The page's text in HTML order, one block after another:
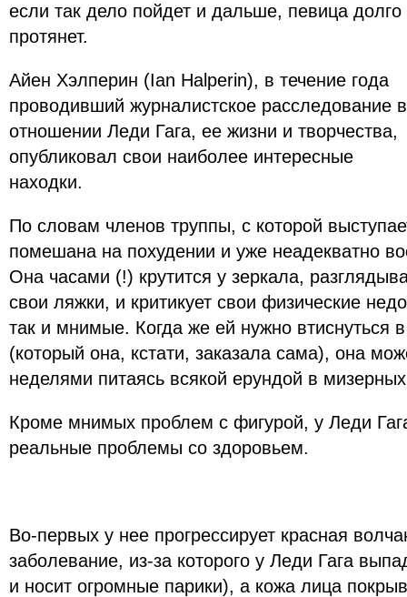
если так дело пойдет и дальше, певица долго
протянет.
Айен Хэлперин (Ian Halperin), в течение года
проводивший журналистское расследование в
отношении Леди Гага, ее жизни и творчества,
опубликовал свои наиболее интересные
находки.
По словам членов труппы, с которой
помешана на похудении и уже неадекватно
Она часами (!) крутится у зеркала,
свои ляжки, и критикует свои физические
так и мнимые. Когда же ей нужно втиснуться
(который она, кстати, заказала сама), она
неделями питаясь всякой ерундой в
Кроме мнимых проблем с фигурой, у Леди
реальные проблемы со здоровьем.
Во-первых у нее прогрессирует красная
заболевание, из-за которого у Леди Гага
и носит огромные парики), а кожа лица